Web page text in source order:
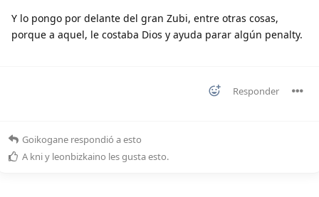
Y lo pongo por delante del gran Zubi, entre otras cosas,
porque a aquel, le costaba Dios y ayuda parar algún penalty.
Responder
Goikogane respondió a esto
A kniy leonbizkaino les gusta esto.